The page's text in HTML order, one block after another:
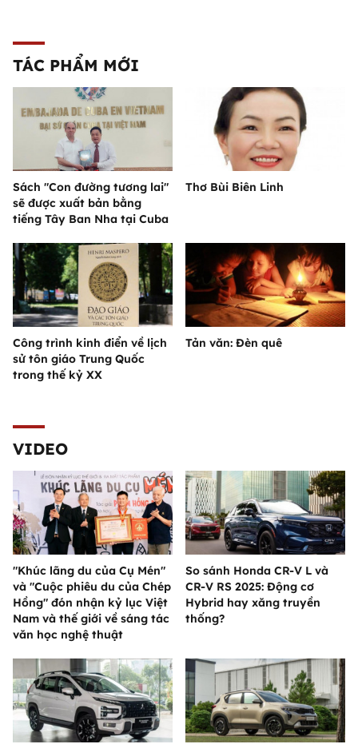
TÁC PHẨM MỚI
Sách "Con đường tương lai"
sẽ được xuất bản bằng
tiếng Tây Ban Nha tại Cuba
Thơ Bùi Biên Linh
Công trình kinh điển về lịch
sử tôn giáo Trung Quốc
trong thế kỷ XX
Tản văn: Đèn quê
VIDEO
"Khúc lãng du của Cụ Mén"
và "Cuộc phiêu du của Chép
Hồng" đón nhận kỷ lục Việt
Nam và thế giới về sáng tác
văn học nghệ thuật
So sánh Honda CR-V L và
CR-V RS 2025: Động cơ
Hybrid hay xăng truyền
thống?